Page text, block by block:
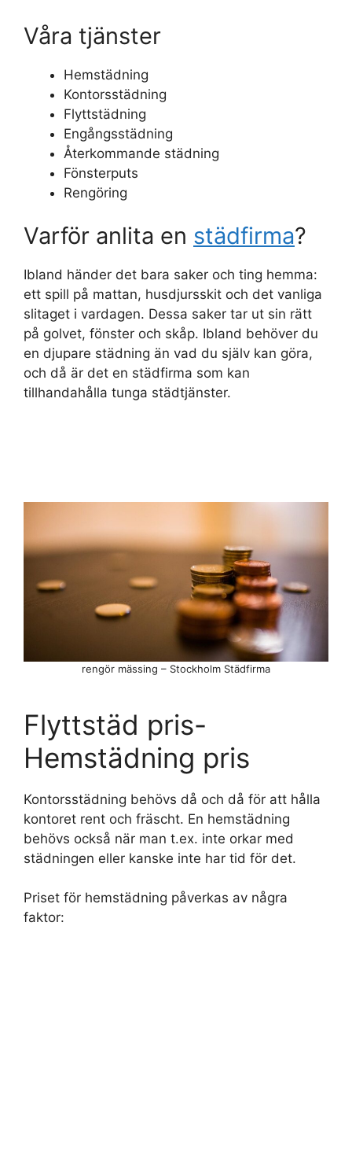
Våra tjänster
Hemstädning
Kontorsstädning
Flyttstädning
Engångsstädning
Återkommande städning
Fönsterputs
Rengöring
Varför anlita en städfirma?
Ibland händer det bara saker och ting hemma:
ett spill på mattan, husdjursskit och det vanliga
slitaget i vardagen. Dessa saker tar ut sin rätt
på golvet, fönster och skåp. Ibland behöver du
en djupare städning än vad du själv kan göra,
och då är det en städfirma som kan
tillhandahålla tunga städtjänster.
rengör mässing – Stockholm Städfirma
Flyttstäd pris-
Hemstädning pris
Kontorsstädning behövs då och då för att hålla
kontoret rent och fräscht. En hemstädning
behövs också när man t.ex. inte orkar med
städningen eller kanske inte har tid för det.
Priset för hemstädning påverkas av några
faktor: